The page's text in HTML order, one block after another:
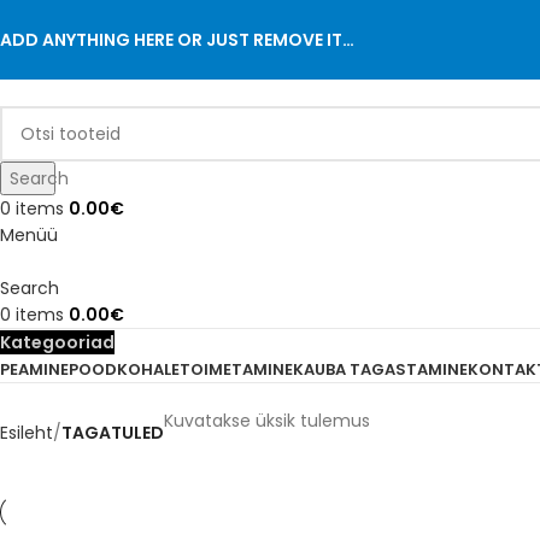
ADD ANYTHING HERE OR JUST REMOVE IT…
Search
0 items 0.00€
Menüü
Search
0 items 0.00€
Kategooriad
PEAMINEPOODKOHALETOIMETAMINEKAUBA TAGASTAMINE
Esileht TAGATULEDKuvatakse üksik tulemus